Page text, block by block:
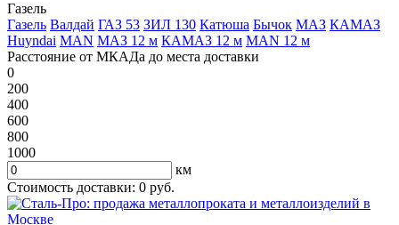
Газель
Газель Валдай ГАЗ 53 ЗИЛ 130 Катюша Бычок МАЗ КАМАЗ
Huyndai MAN МАЗ 12 м КАМАЗ 12 м MAN 12 м
Расстояние от МКАДа до места доставки
0
200
400
600
800
1000
км
Стоимость доставки: 0 руб.